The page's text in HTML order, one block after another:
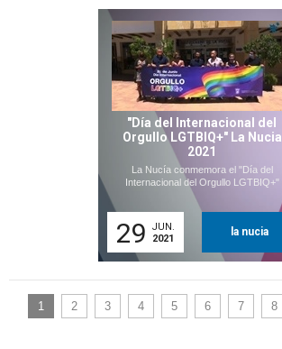
"Día del Internacional del
Orgullo LGTBIQ+" La Nucia
2021
La Nucía conmemora el "Día del
Internacional del Orgullo LGTBIQ+"
29
JUN.
2021
la nucia
1 2 3 4 5 6 7 8